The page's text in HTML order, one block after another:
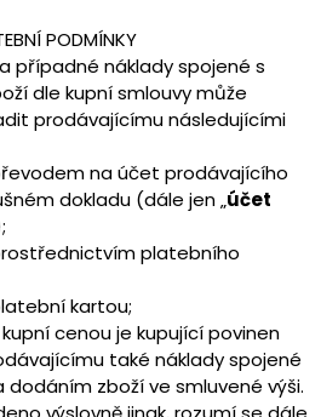
PODMÍNKY
případné náklady spojené s
dle kupní smlouvy může
prodávajícímu následujícími
na účet prodávajícího
dokladu (dále jen „účet
platebního
kartou;
cenou je kupující povinen
také náklady spojené
dodáním zboží ve smluvené výši.